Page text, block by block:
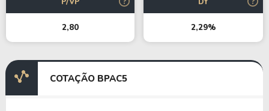
2,80 2,29%
COTAÇÃO BPAC5